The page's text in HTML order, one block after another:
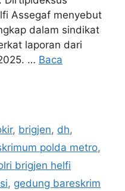
Assegaf menyebut
dalam sindikat
laporan dari
… Baca
, brigjen, dh,
polda metro,
brigjen helfi
, gedung bareskrim